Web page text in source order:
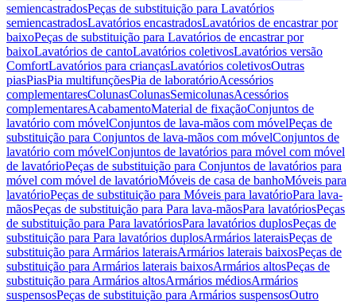
semiencastradosPeças de substituição para Lavatórios
semiencastradosLavatórios encastradosLavatórios de encastrar por
baixoPeças de substituição para Lavatórios de encastrar por
baixoLavatórios de cantoLavatórios coletivosLavatórios versão
ComfortLavatórios para criançasLavatórios coletivosOutras
piasPiasPia multifunçõesPia de laboratórioAcessórios
complementaresColunasColunasSemicolunasAcessórios
complementaresAcabamentoMaterial de fixaçãoConjuntos de
lavatório com móvelConjuntos de lava-mãos com móvelPeças de
substituição para Conjuntos de lava-mãos com móvelConjuntos de
lavatório com móvelConjuntos de lavatórios para móvel com móvel
de lavatórioPeças de substituição para Conjuntos de lavatórios para
móvel com móvel de lavatórioMóveis de casa de banhoMóveis para
lavatórioPeças de substituição para Móveis para lavatórioPara lava-
mãosPeças de substituição para Para lava-mãosPara lavatóriosPeças
de substituição para Para lavatóriosPara lavatórios duplosPeças de
substituição para Para lavatórios duplosArmários lateraisPeças de
substituição para Armários lateraisArmários laterais baixosPeças de
substituição para Armários laterais baixosArmários altosPeças de
substituição para Armários altosArmários médiosArmários
suspensosPeças de substituição para Armários suspensosOutro